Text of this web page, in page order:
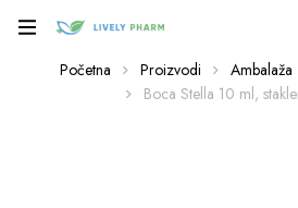
Početna Proizvodi Ambalaža
Boca Stella 10 ml,